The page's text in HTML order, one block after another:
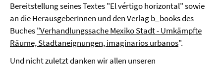
Bereitstellung seines Textes "El vértigo horizontal" sowie
an die HerausgeberInnen und den Verlag b_books des
Buches"Verhandlungssache Mexiko Stadt - Umkämpfte
Räume, Stadtaneignungen, imaginarios urbanos".
Und nicht zuletzt danken wir allen unseren